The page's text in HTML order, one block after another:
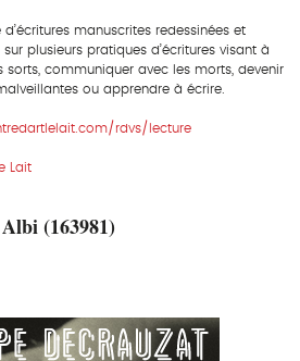
manuscrites redessinées et
plusieurs pratiques d’écritures visant à
sorts, communiquer avec les morts, devenir
ou apprendre à écrire.
rdvs/lecture
Lait
(163981)